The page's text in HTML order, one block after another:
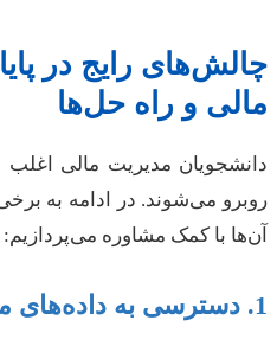
رایج در پایان
و راه حل‌ها
مدیریت مالی اغلب با
می‌شوند. در ادامه به برخی
با کمک مشاوره می‌پردازیم: